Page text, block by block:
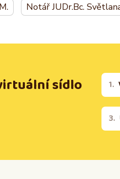
Notář JUDr.Bc.
sídlo